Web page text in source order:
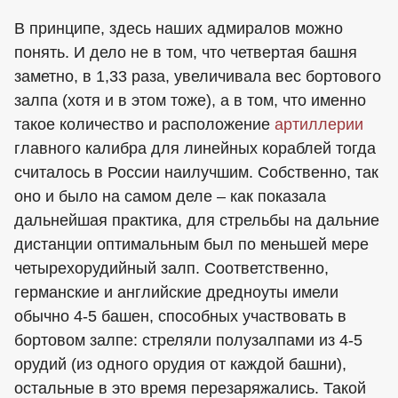
В принципе, здесь наших адмиралов можно
понять. И дело не в том, что четвертая башня
заметно, в 1,33 раза, увеличивала вес бортового
залпа (хотя и в этом тоже), а в том, что именно
такое количество и расположение артиллерии
главного калибра для линейных кораблей тогда
считалось в России наилучшим. Собственно, так
оно и было на самом деле – как показала
дальнейшая практика, для стрельбы на дальние
дистанции оптимальным был по меньшей мере
четырехорудийный залп. Соответственно,
германские и английские дредноуты имели
обычно 4-5 башен, способных участвовать в
бортовом залпе: стреляли полузалпами из 4-5
орудий (из одного орудия от каждой башни),
остальные в это время перезаряжались. Такой